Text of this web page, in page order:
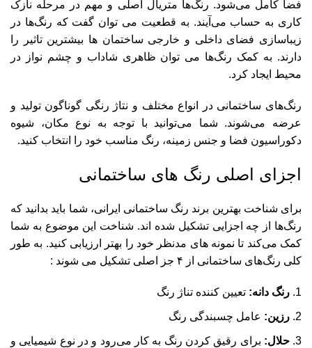
فضا کامل می‌شود. رنگ‌ها متریال اصلی و مهم در مرحله نازک
کاری به حساب می‌آیند. به قطعیت می توان گفت که رنگ‌ها در
زیباسازی فضای داخلی و خارجی ساختمان ها بیشترین تاثیر را
دارند. به کمک رنگ‌ها می توان ظاهری شاداب و چشم نواز در
محیط ایجاد کرد.
رنگ‌های ساختمانی در انواع مختلف و نتاژ رنگی گوناگون تولید و
عرضه می‌شوند. شما می‌توانید با توجه به نوع مکان، شیوه
دکوراسیون فضا و جنس زمینه، رنگ مناسب خود را انتخاب کنید.
اجزای اصلی رنگ های ساختمانی
برای شناخت بهترین برند رنگ ساختمانی ایرانی، شما باید بدانید که
رنگ‌ها از چه اجزایی تشکیل شده اند. شناخت این موضوع به شما
کمک می‌کند تا نمونه های مدنظر خود را بهتر ارزیابی کنید. به طور
کلی رنگ‌های ساختمانی از ۴ جز اصلی تشکیل می شوند :
رنگ دانه: تعیین کننده تناژ رنگ
رزین: عامل چسبندگی رنگ
حلال: برای رقیق کردن رنگ به کار می‌رود و در نوع شیمیایی و